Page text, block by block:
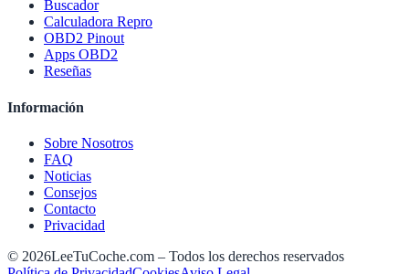
Buscador
Calculadora Repro
OBD2 Pinout
Apps OBD2
Reseñas
Información
Sobre Nosotros
FAQ
Noticias
Consejos
Contacto
Privacidad
© 2026LeeTuCoche.com – Todos los derechos reservados